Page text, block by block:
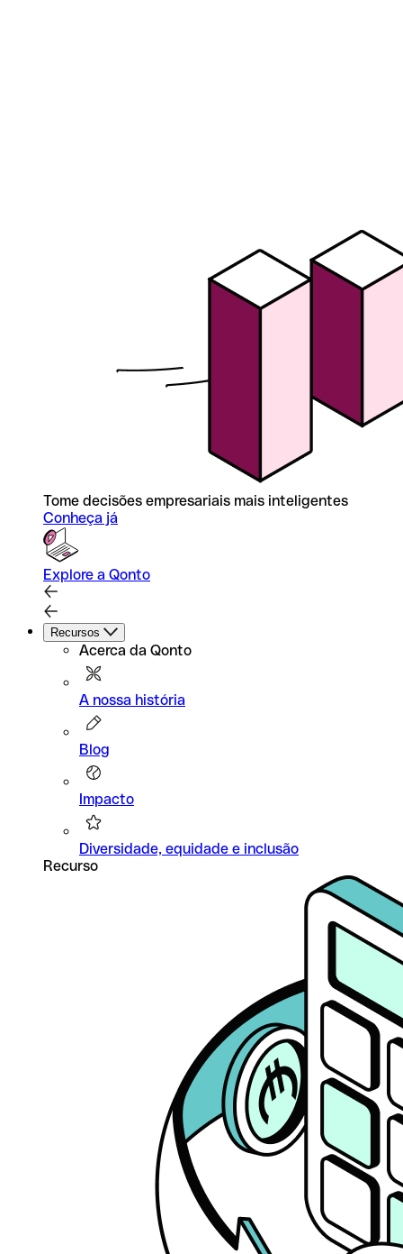
Tome decisões empresariais mais inteligentes
Conheça já
Explore a Qonto
Recursos
Acerca da Qonto
A nossa história
Blog
Impacto
Diversidade, equidade e inclusão
Recurso